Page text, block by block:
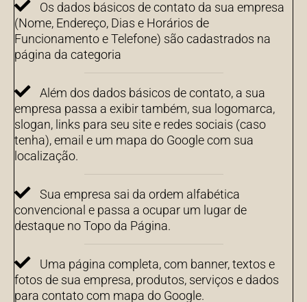
Os dados básicos de contato da sua empresa
(Nome, Endereço, Dias e Horários de
Funcionamento e Telefone) são cadastrados na
página da categoria
Além dos dados básicos de contato, a sua
empresa passa a exibir também, sua logomarca,
slogan, links para seu site e redes sociais (caso
tenha), email e um mapa do Google com sua
localização.
Sua empresa sai da ordem alfabética
convencional e passa a ocupar um lugar de
destaque no Topo da Página.
Uma página completa, com banner, textos e
fotos de sua empresa, produtos, serviços e dados
para contato com mapa do Google.